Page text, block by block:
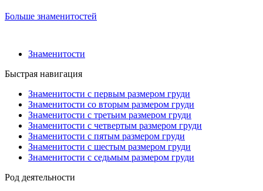
Больше знаменитостей
Знаменитости
Быстрая навигация
Знаменитости с первым размером груди
Знаменитости со вторым размером груди
Знаменитости с третьим размером груди
Знаменитости с четвертым размером груди
Знаменитости с пятым размером груди
Знаменитости с шестым размером груди
Знаменитости с седьмым размером груди
Род деятельности